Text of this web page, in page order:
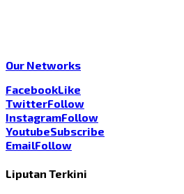
Our Networks
FacebookLike
TwitterFollow
InstagramFollow
YoutubeSubscribe
EmailFollow
Liputan Terkini